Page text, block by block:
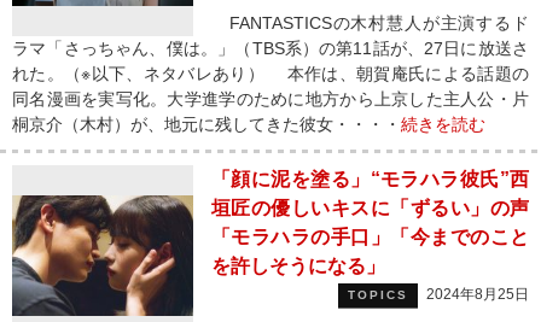
FANTASTICSの木村慧人が主演するド
ラマ「さっちゃん、僕は。」（TBS系）の第11話が、27日に放送さ
れた。（※以下、ネタバレあり） 本作は、朝賀庵氏による話題の
同名漫画を実写化。大学進学のために地方から上京した主人公・片
桐京介（木村）が、地元に残してきた彼女・・・・ 続きを読む
「顔に泥を塗る」“モラハラ彼氏”西
垣匠の優しいキスに「ずるい」の声
「モラハラの手口」「今までのこと
を許しそうになる」
TOPICS 2024年8月25日